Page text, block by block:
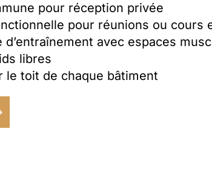
pour réception privée
pour réunions ou cours
d’entraînement avec espaces
libres
le toit de chaque bâtiment